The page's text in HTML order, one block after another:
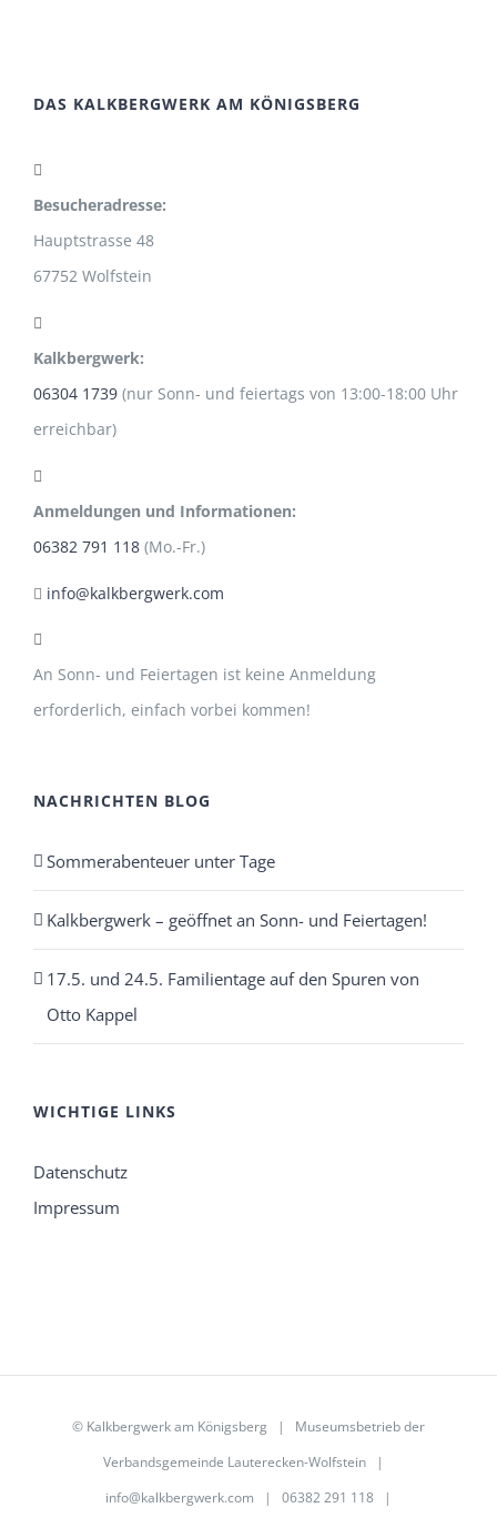
DAS KALKBERGWERK AM KÖNIGSBERG
Besucheradresse:
Hauptstrasse 48
67752 Wolfstein
Kalkbergwerk:
06304 1739 (nur Sonn- und feiertags von 13:00-18:00 Uhr
erreichbar)
Anmeldungen und Informationen:
06382 791 118 (Mo.-Fr.)
info@kalkbergwerk.com
An Sonn- und Feiertagen ist keine Anmeldung
erforderlich, einfach vorbei kommen!
NACHRICHTEN BLOG
Sommerabenteuer unter Tage
Kalkbergwerk – geöffnet an Sonn- und Feiertagen!
17.5. und 24.5. Familientage auf den Spuren von
Otto Kappel
WICHTIGE LINKS
Datenschutz
Impressum
© Kalkbergwerk am Königsberg | Museumsbetrieb der
Verbandsgemeinde Lauterecken-Wolfstein |
info@kalkbergwerk.com | 06382 291 118 |